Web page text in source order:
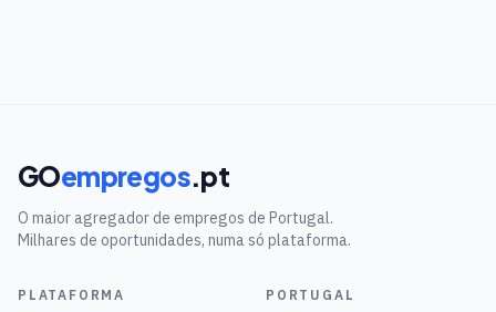
GOempregos.pt
O maior agregador de empregos de Portugal.
Milhares de oportunidades, numa só plataforma.
PLATAFORMA PORTUGAL